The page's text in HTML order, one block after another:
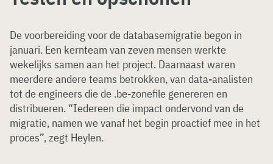
De voorbereiding voor de databasemigratie begon in
januari. Een kernteam van zeven mensen werkte
wekelijks samen aan het project. Daarnaast waren
meerdere andere teams betrokken, van data-analisten
tot de engineers die de .be-zonefile genereren en
distribueren. “Iedereen die impact ondervond van de
migratie, namen we vanaf het begin proactief mee in het
proces”, zegt Heylen.